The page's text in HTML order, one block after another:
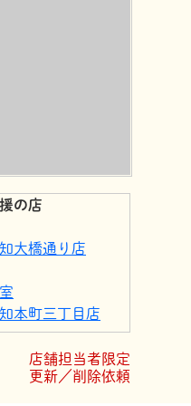
の店
大橋通り店
本町三丁目店
や帯屋町店
店舗担当者限定
更新／削除依頼